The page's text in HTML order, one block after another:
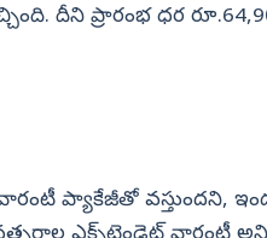
దీని ప్రారంభ ధర
ప్యాకేజీతో వస్తుందని,